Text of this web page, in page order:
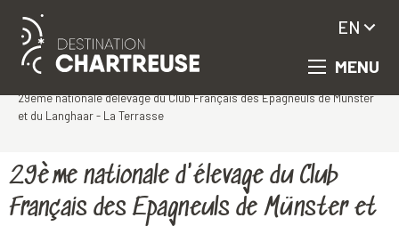
Aller
contenu
MENU
EN
29ème nationale d'élevage du Club Français des Epagneuls de Münster
et du Langhaar - La Terrasse
29ème nationale d'élevage du Club
Français des Epagneuls de Münster et